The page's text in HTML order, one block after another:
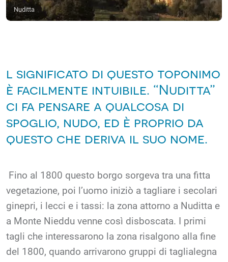
Nuditta
l significato di questo toponimo
è facilmente intuibile. “Nuditta”
ci fa pensare a qualcosa di
spoglio, nudo, ed è proprio da
questo che deriva il suo nome.
Fino al 1800 questo borgo sorgeva tra una fitta
vegetazione, poi l’uomo iniziò a tagliare i secolari
ginepri, i lecci e i tassi: la zona attorno a Nuditta e
a Monte Nieddu venne così disboscata. I primi
tagli che interessarono la zona risalgono alla fine
del 1800, quando arrivarono gruppi di taglialegna